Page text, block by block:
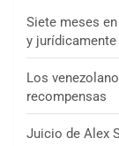
Siete meses
y
Los
recompensas
Juicio de Alex